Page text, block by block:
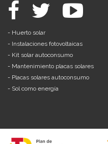
- Huerto solar
- Instalaciones fotovoltaicas
- Kit solar autoconsumo
- Mantenimiento placas solares
- Placas solares autoconsumo
- Sol como energía